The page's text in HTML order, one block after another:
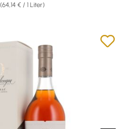
(64,14 € / 1 Liter)